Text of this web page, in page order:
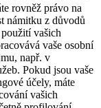
rovněž právo na
námitku z důvodů
vašich
vaše osobní
např. v
Pokud jsou vaše
účely, máte
vašich